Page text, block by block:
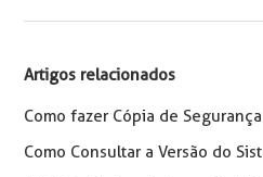
Artigos relacionados
Como fazer Cópia de
Como Consultar a Versão do